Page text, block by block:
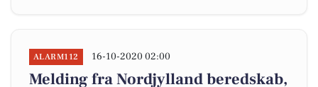
ALARM112 16-10-2020 02:00
Melding fra Nordjylland beredskab,